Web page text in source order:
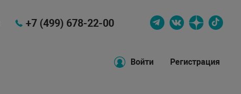
+7 (499) 678-22-00
Войти Регистрация